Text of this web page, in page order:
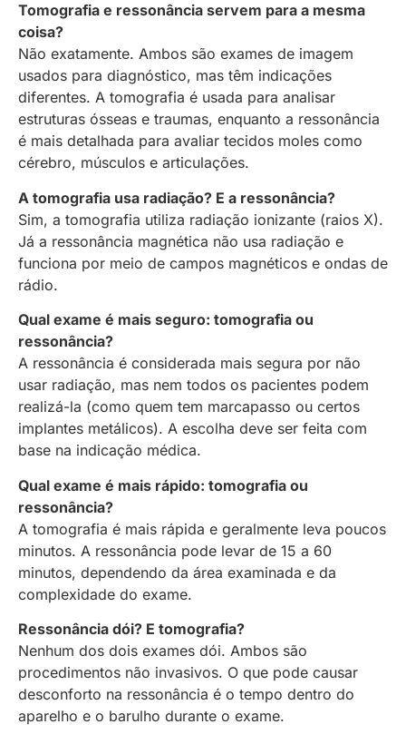
Tomografia e ressonância servem para a mesma
coisa?
Não exatamente. Ambos são exames de imagem
usados para diagnóstico, mas têm indicações
diferentes. A tomografia é usada para analisar
estruturas ósseas e traumas, enquanto a ressonância
é mais detalhada para avaliar tecidos moles como
cérebro, músculos e articulações.
A tomografia usa radiação? E a ressonância?
Sim, a tomografia utiliza radiação ionizante (raios X).
Já a ressonância magnética não usa radiação e
funciona por meio de campos magnéticos e ondas de
rádio.
Qual exame é mais seguro: tomografia ou
ressonância?
A ressonância é considerada mais segura por não
usar radiação, mas nem todos os pacientes podem
realizá-la (como quem tem marcapasso ou certos
implantes metálicos). A escolha deve ser feita com
base na indicação médica.
Qual exame é mais rápido: tomografia ou
ressonância?
A tomografia é mais rápida e geralmente leva poucos
minutos. A ressonância pode levar de 15 a 60
minutos, dependendo da área examinada e da
complexidade do exame.
Ressonância dói? E tomografia?
Nenhum dos dois exames dói. Ambos são
procedimentos não invasivos. O que pode causar
desconforto na ressonância é o tempo dentro do
aparelho e o barulho durante o exame.